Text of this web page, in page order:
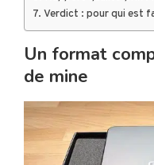
Verdict : pour qui est
Un format
de mine